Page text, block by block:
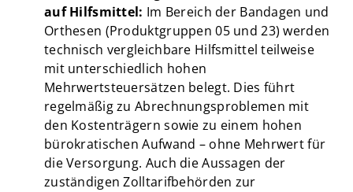
auf Hilfsmittel: Im Bereich der Bandagen und
Orthesen (Produktgruppen 05 und 23) werden
technisch vergleichbare Hilfsmittel teilweise
mit unterschiedlich hohen
Mehrwertsteuersätzen belegt. Dies führt
regelmäßig zu Abrechnungsproblemen mit
den Kostenträgern sowie zu einem hohen
bürokratischen Aufwand – ohne Mehrwert für
die Versorgung. Auch die Aussagen der
zuständigen Zolltarifbehörden zur